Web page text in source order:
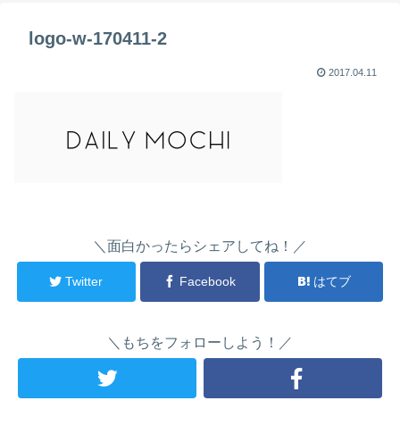
logo-w-170411-2
2017.04.11
＼面白かったらシェアしてね！／
Twitter Facebook はてブ
＼もちをフォローしよう！／